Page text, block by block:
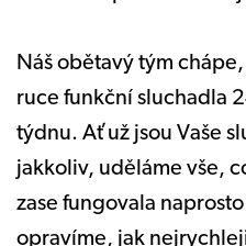
Náš obětavý tým
ruce funkční sluchadla
týdnu. Ať už jsou Vaše
jakkoliv, uděláme vše,
zase fungovala
opravíme, jak